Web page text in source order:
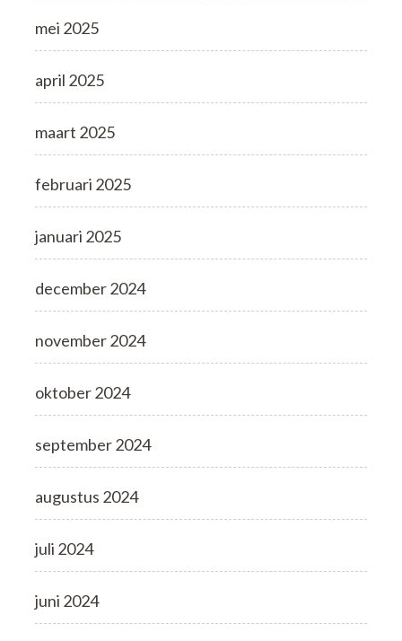
mei 2025
april 2025
maart 2025
februari 2025
januari 2025
december 2024
november 2024
oktober 2024
september 2024
augustus 2024
juli 2024
juni 2024